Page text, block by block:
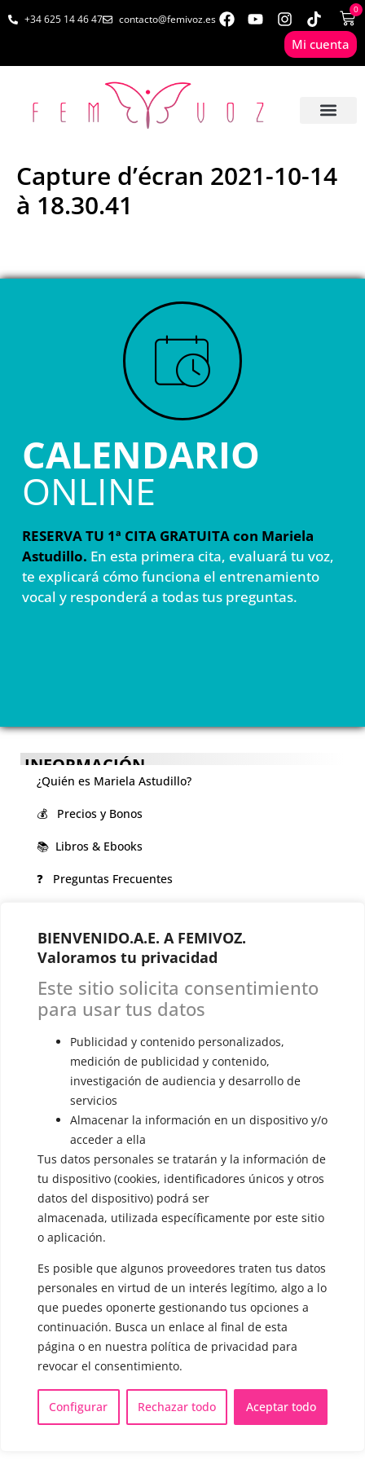
BIENVENIDO.A.E. A FEMIVOZ.
Valoramos tu privacidad
Este sitio solicita consentimiento
para usar tus datos
Publicidad y contenido personalizados,
medición de publicidad y contenido,
investigación de audiencia y desarrollo de
servicios
Almacenar la información en un dispositivo y/o
acceder a ella
Tus datos personales se tratarán y la información de
tu dispositivo (cookies, identificadores únicos y otros
datos del dispositivo) podrá ser
almacenada, utilizada específicamente por este sitio
o aplicación.
Es posible que algunos proveedores traten tus datos
personales en virtud de un interés legítimo, algo a lo
que puedes oponerte gestionando tus opciones a
continuación. Busca un enlace al final de esta
página o en nuestra política de privacidad para
revocar el consentimiento.
Configurar Rechazar todo Aceptar todo
+34 625 14 46 47 contacto@femivoz.es
0
Mi cuenta
Capture d’écran 2021-10-14
à 18.30.41
CALENDARIO
ONLINE
RESERVA TU 1ª CITA GRATUITA con Mariela
Astudillo. En esta primera cita, evaluará tu voz,
te explicará cómo funciona el entrenamiento
vocal y responderá a todas tus preguntas.
INFORMACIÓN
¿Quién es Mariela Astudillo?
💰 Precios y Bonos
📚 Libros & Ebooks
❓ Preguntas Frecuentes
VOCES LGBTQIA+ 🏳️‍🌈
▪️ Feminización de la voz
▪️ Masculinización de la voz
▪️ Neutralización de la voz
▪️ Dualización de la voz
▪️ Androginización de la voz
OTRAS SESIONES
▪️ Caracterización de la voz
▪️ Voz virilizada por esteroides
▪️ Modificación del acento
CONTACTO Y CITAS
✅Pide tu CITA ONLINE
WhatsApp :+34 625 14 46 47
Email : contacto@femivoz.es